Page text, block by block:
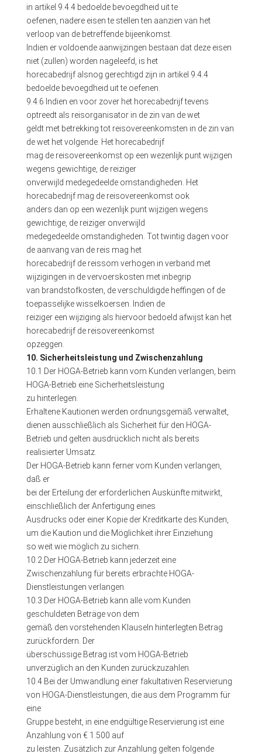
in artikel 9.4.4 bedoelde bevoegdheid uit te
oefenen, nadere eisen te stellen ten aanzien van het
verloop van de betreffende bijeenkomst.
Indien er voldoende aanwijzingen bestaan dat deze eisen
niet (zullen) worden nageleefd, is het
horecabedrijf alsnog gerechtigd zijn in artikel 9.4.4
bedoelde bevoegdheid uit te oefenen.
9.4.6 Indien en voor zover het horecabedrijf tevens
optreedt als reisorganisator in de zin van de wet
geldt met betrekking tot reisovereenkomsten in de zin van
de wet het volgende. Het horecabedrijf
mag de reisovereenkomst op een wezenlijk punt wijzigen
wegens gewichtige, de reiziger
onverwijld medegedeelde omstandigheden. Het
horecabedrijf mag de reisovereenkomst ook
anders dan op een wezenlijk punt wijzigen wegens
gewichtige, de reiziger onverwijld
medegedeelde omstandigheden. Tot twintig dagen voor
de aanvang van de reis mag het
horecabedrijf de reissom verhogen in verband met
wijzigingen in de vervoerskosten met inbegrip
van brandstofkosten, de verschuldigde heffingen of de
toepasselijke wisselkoersen. Indien de
reiziger een wijziging als hiervoor bedoeld afwijst kan het
horecabedrijf de reisovereenkomst
opzeggen.
10. Sicherheitsleistung und Zwischenzahlung
10.1 Der HOGA-Betrieb kann vom Kunden verlangen, beim
HOGA-Betrieb eine Sicherheitsleistung
zu hinterlegen.
Erhaltene Kautionen werden ordnungsgemäß verwaltet,
dienen ausschließlich als Sicherheit für den HOGA-
Betrieb und gelten ausdrücklich nicht als bereits
realisierter Umsatz.
Der HOGA-Betrieb kann ferner vom Kunden verlangen,
daß er
bei der Erteilung der erforderlichen Auskünfte mitwirkt,
einschließlich der Anfertigung eines
Ausdrucks oder einer Kopie der Kreditkarte des Kunden,
um die Kaution und die Möglichkeit ihrer Einziehung
so weit wie möglich zu sichern.
10.2 Der HOGA-Betrieb kann jederzeit eine
Zwischenzahlung für bereits erbrachte HOGA-
Dienstleistungen verlangen.
10.3 Der HOGA-Betrieb kann alle vom Kunden
geschuldeten Beträge von dem
gemäß den vorstehenden Klauseln hinterlegten Betrag
zurückfordern. Der
überschüssige Betrag ist vom HOGA-Betrieb
unverzüglich an den Kunden zurückzuzahlen.
10.4 Bei der Umwandlung einer fakultativen Reservierung
von HOGA-Dienstleistungen, die aus dem Programm für
eine
Gruppe besteht, in eine endgültige Reservierung ist eine
Anzahlung von € 1.500 auf
zu leisten. Zusätzlich zur Anzahlung gelten folgende